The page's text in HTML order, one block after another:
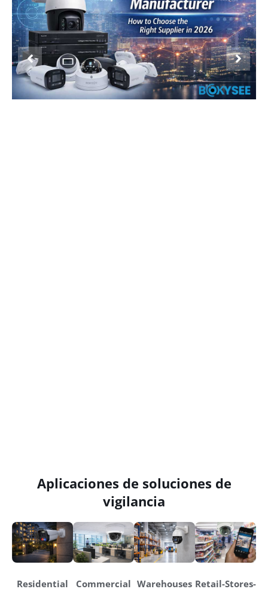
Aplicaciones de soluciones de
vigilancia
Residential
Commercial Warehouses Retail-Stores-